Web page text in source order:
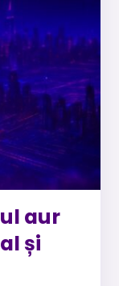
aur
și